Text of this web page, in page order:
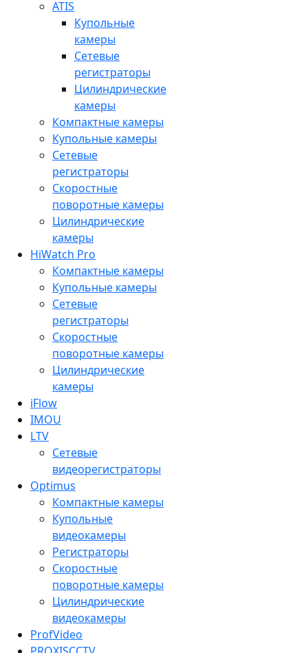
ATIS
Купольные
камеры
Сетевые
регистраторы
Цилиндрические
камеры
Компактные камеры
Купольные камеры
Сетевые
регистраторы
Скоростные
поворотные камеры
Цилиндрические
камеры
HiWatch Pro
Компактные камеры
Купольные камеры
Сетевые
регистраторы
Скоростные
поворотные камеры
Цилиндрические
камеры
iFlow
IMOU
LTV
Сетевые
видеорегистраторы
Optimus
Компактные камеры
Купольные
видеокамеры
Регистраторы
Скоростные
поворотные камеры
Цилиндрические
видеокамеры
ProfVideo